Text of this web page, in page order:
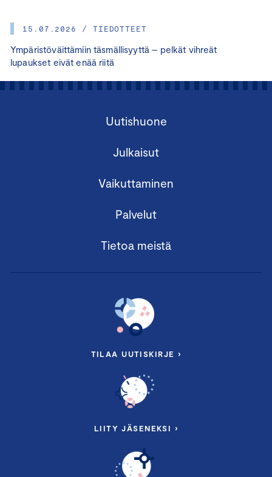
15.07.2026 / TIEDOTTEET
Ympäristöväittämiin täsmällisyyttä – pelkät vihreät
lupaukset eivät enää riitä
Uutishuone
Julkaisut
Vaikuttaminen
Palvelut
Tietoa meistä
TILAA UUTISKIRJE ›
LIITY JÄSENEKSI ›